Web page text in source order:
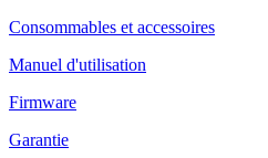
Consommables et accessoires
Manuel d'utilisation
Firmware
Garantie